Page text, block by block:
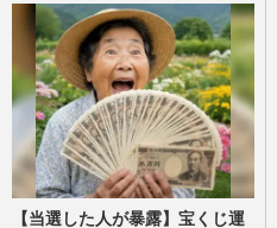
【当選した人が暴露】宝くじ運